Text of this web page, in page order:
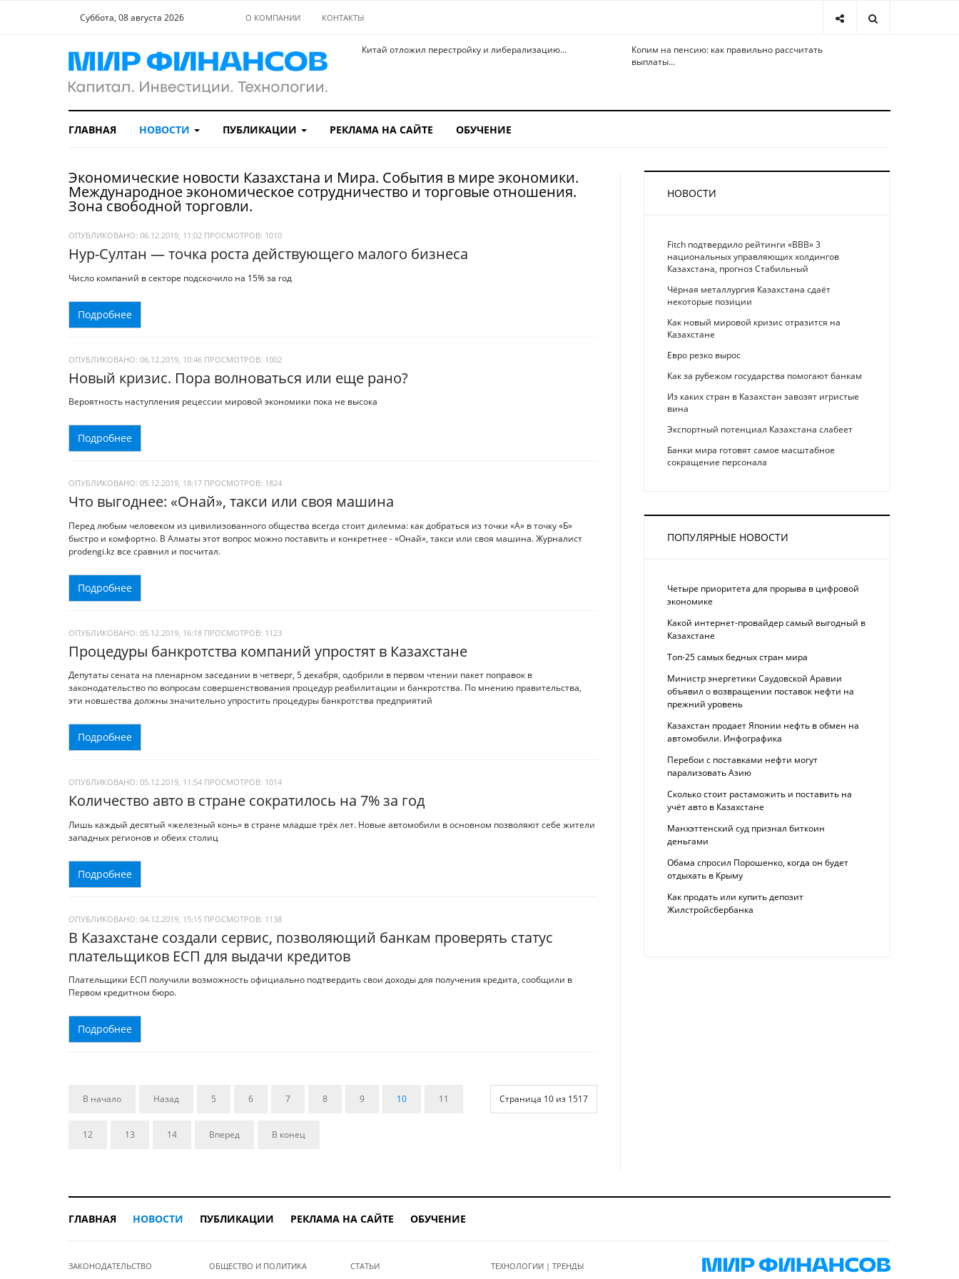
Суббота, 08 августа 2026 О КОМПАНИИ КОНТАКТЫ
Китай отложил перестройку и либерализацию...
Копим на пенсию: как правильно рассчитать
выплаты...
ГЛАВНАЯ НОВОСТИ ПУБЛИКАЦИИ РЕКЛАМА НА САЙТЕ ОБУЧЕНИЕ
Экономические новости Казахстана и Мира. События в мире экономики.
Международное экономическое сотрудничество и торговые отношения.
Зона свободной торговли.
ОПУБЛИКОВАНО: 06.12.2019, 11:02 ПРОСМОТРОВ: 1010
Нур-Султан — точка роста действующего малого бизнеса
Число компаний в секторе подскочило на 15% за год
Подробнее
ОПУБЛИКОВАНО: 06.12.2019, 10:46 ПРОСМОТРОВ: 1002
Новый кризис. Пора волноваться или еще рано?
Вероятность наступления рецессии мировой экономики пока не высока
Подробнее
ОПУБЛИКОВАНО: 05.12.2019, 18:17 ПРОСМОТРОВ: 1824
Что выгоднее: «Онай», такси или своя машина
Перед любым человеком из цивилизованного общества всегда стоит дилемма: как добраться из точки «А» в точку «Б»
быстро и комфортно. В Алматы этот вопрос можно поставить и конкретнее - «Онай», такси или своя машина. Журналист
prodengi.kz все сравнил и посчитал.
Подробнее
ОПУБЛИКОВАНО: 05.12.2019, 16:18 ПРОСМОТРОВ: 1123
Процедуры банкротства компаний упростят в Казахстане
Депутаты сената на пленарном заседании в четверг, 5 декабря, одобрили в первом чтении пакет поправок в
законодательство по вопросам совершенствования процедур реабилитации и банкротства. По мнению правительства,
эти новшества должны значительно упростить процедуры банкротства предприятий
Подробнее
ОПУБЛИКОВАНО: 05.12.2019, 11:54 ПРОСМОТРОВ: 1014
Количество авто в стране сократилось на 7% за год
Лишь каждый десятый «железный конь» в стране младше трёх лет. Новые автомобили в основном позволяют себе жители
западных регионов и обеих столиц
Подробнее
ОПУБЛИКОВАНО: 04.12.2019, 15:15 ПРОСМОТРОВ: 1138
В Казахстане создали сервис, позволяющий банкам проверять статус
плательщиков ЕСП для выдачи кредитов
Плательщики ЕСП получили возможность официально подтвердить свои доходы для получения кредита, сообщили в
Первом кредитном бюро.
Подробнее
Страница 10 из 1517
В начало Назад 5 6 7 8 9 10 11
12 13 14 Вперед В конец
НОВОСТИ
Fitch подтвердило рейтинги «BBB» 3
национальных управляющих холдингов
Казахстана, прогноз Стабильный
Чёрная металлургия Казахстана сдаёт
некоторые позиции
Как новый мировой кризис отразится на
Казахстане
Eврo рeзкo вырос
Как за рубежом государства помогают банкам
Из каких стран в Казахстан завозят игристые
вина
Экспортный потенциал Казахстана слабеет
Банки мира готовят самое масштабное
сокращение персонала
ПОПУЛЯРНЫЕ НОВОСТИ
Четыре приоритета для прорыва в цифровой
экономике
Какой интернет-провайдер самый выгодный в
Казахстане
Топ-25 самых бедных стран мира
Министр энергетики Саудовской Аравии
объявил о возвращении поставок нефти на
прежний уровень
Казахстан продает Японии нефть в обмен на
автомобили. Инфографика
Перебои с поставками нефти могут
парализовать Азию
Сколько стоит растаможить и поставить на
учёт авто в Казахстане
Манхэттенский суд признал биткоин
деньгами
Обама спросил Порошенко, когда он будет
отдыхать в Крыму
Как продать или купить депозит
Жилстройсбербанка
ГЛАВНАЯ НОВОСТИ ПУБЛИКАЦИИ РЕКЛАМА НА САЙТЕ ОБУЧЕНИЕ
ЗАКОНОДАТЕЛЬСТВО ОБЩЕСТВО И ПОЛИТИКА СТАТЬИ ТЕХНОЛОГИИ | ТРЕНДЫ